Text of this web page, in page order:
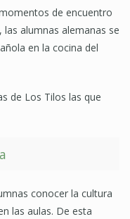
de encuentro
alumnas alemanas se
en la cocina del
de Los Tilos las que
conocer la cultura
las aulas. De esta